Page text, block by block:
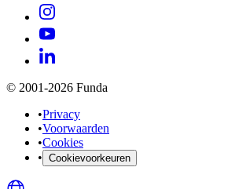
© 2001-2026 Funda
•Privacy
•Voorwaarden
•Cookies
• Cookievoorkeuren